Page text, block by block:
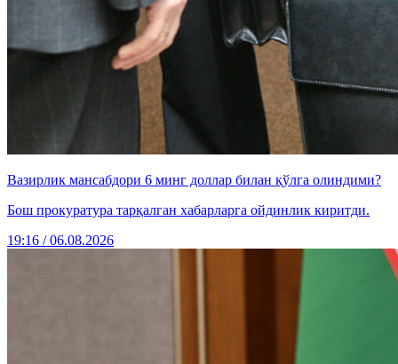
Вазирлик мансабдори 6 минг доллар билан қўлга олиндими?
Бош прокуратура тарқалган хабарларга ойдинлик киритди.
19:16 / 06.08.2026